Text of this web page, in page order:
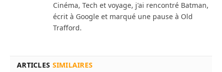
Cinéma, Tech et voyage, j'ai rencontré Batman,
écrit à Google et marqué une pause à Old
Trafford.
ARTICLES SIMILAIRES